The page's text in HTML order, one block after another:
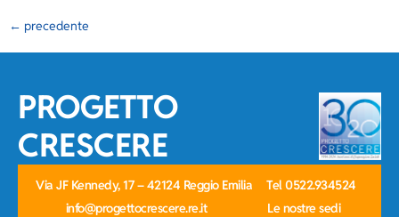
← precedente
PROGETTO
CRESCERE
Via JF Kennedy, 17 – 42124 Reggio Emilia
Tel 0522.934524
info@progettocrescere.re.it
Le nostre sedi